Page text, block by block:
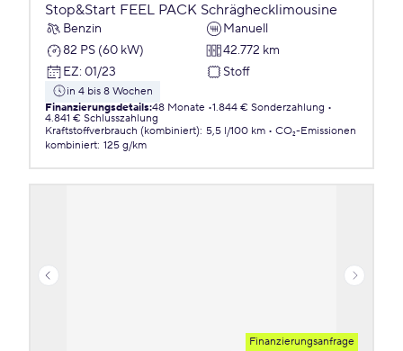
Stop&Start FEEL PACK Schräghecklimousine
Benzin
Manuell
82 PS (60 kW)
42.772 km
EZ: 01/23 Stoff
in 4 bis 8 Wochen
Finanzierungsdetails:48 Monate 1.844 € Sonderzahlung
4.841 € Schlusszahlung
Kraftstoffverbrauch (kombiniert): 5,5 l/100 km
CO₂-Emissionen
kombiniert: 125 g/km
Finanzierungsanfrage